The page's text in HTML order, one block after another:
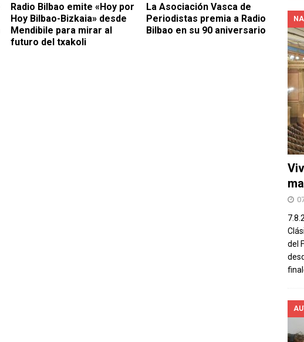
Radio Bilbao emite «Hoy por
Hoy Bilbao-Bizkaia» desde
Mendibile para mirar al
futuro del txakoli
La Asociación Vasca de
Periodistas premia a Radio
Bilbao en su 90 aniversario
del